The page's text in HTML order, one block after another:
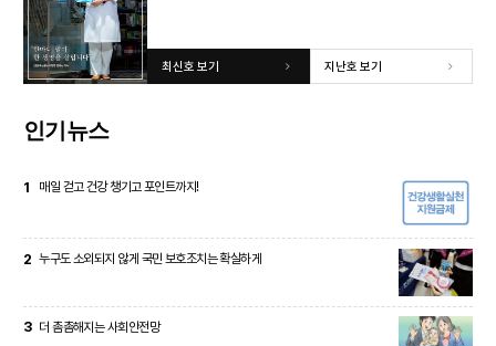
최신호 보기 지난호 보기
인기뉴스
1 매일 걷고 건강 챙기고 포인트까지!
2 누구도 소외되지 않게 국민 보호조치는 확실하게
3 더 촘촘해지는 사회안전망